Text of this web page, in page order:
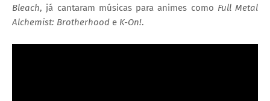
Bleach, já cantaram músicas para animes como Full Metal
Alchemist: Brotherhood e K-On!.